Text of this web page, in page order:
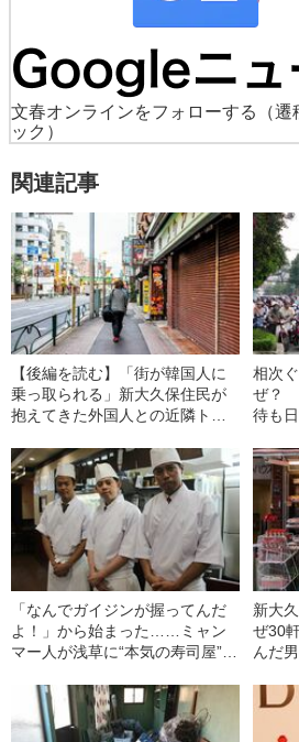
文春オンラインをフォローする
（
ック）
関連記事
【後編を読む】「街が韓国人に
乗っ取られる」新大久保住民が
抱えてきた外国人との近隣トラ
相次
ぜ？
待も
「なんでガイジンが握ってんだ
よ！」から始まった……ミャン
マー人が浅草に“本気の寿司屋”を
新大
ぜ30
んだ